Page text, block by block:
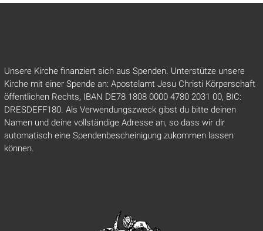
Unsere Kirche finanziert sich aus Spenden. Unterstütze unsere
Kirche mit einer Spende an: Apostelamt Jesu Christi Körperschaft
öffentlichen Rechts, IBAN DE78 1808 0000 4780 2031 00, BIC:
DRESDEFF180. Als Verwendungszweck gibst du bitte deinen
Namen und deine vollständige Adresse an, so dass wir dir
automatisch eine Spendenbescheinigung zukommen lassen
können.